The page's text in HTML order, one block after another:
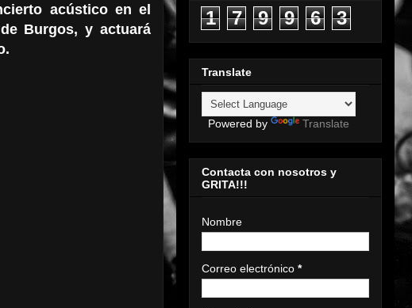
acústico en el
Burgos, y actuará
1 7 9 9 6 3
Translate
Powered by Translate
Contacta con nosotros y
GRITA!!!
Nombre
Correo electrónico *